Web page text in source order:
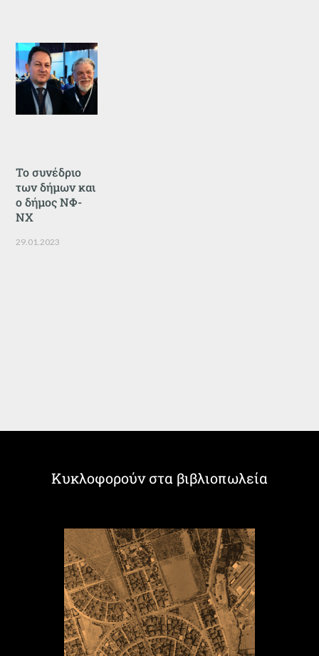
Το συνέδριο
των δήμων και
ο δήμος ΝΦ-
ΝΧ
29.01.2023
Κυκλοφορούν στα βιβλιοπωλεία